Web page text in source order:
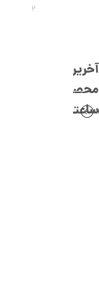
2
آخرین
محصولات
ساعتچی